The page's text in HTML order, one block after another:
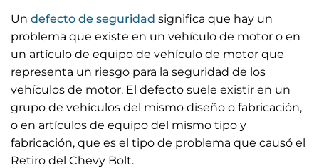
Un defecto de seguridad significa que hay un
problema que existe en un vehículo de motor o en
un artículo de equipo de vehículo de motor que
representa un riesgo para la seguridad de los
vehículos de motor. El defecto suele existir en un
grupo de vehículos del mismo diseño o fabricación,
o en artículos de equipo del mismo tipo y
fabricación, que es el tipo de problema que causó el
Retiro del Chevy Bolt.